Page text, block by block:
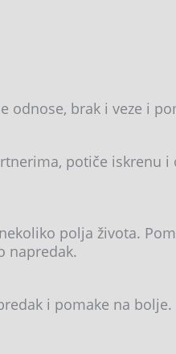
odnose, brak i veze i
potiče iskrenu
polja života.
napredak.
i pomake na bolje.